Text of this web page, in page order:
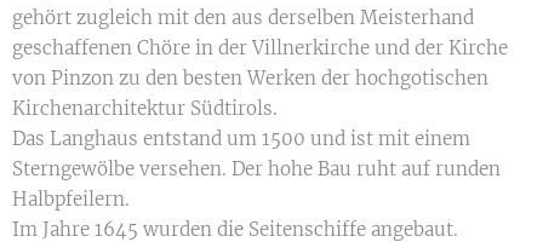
gehört zugleich mit den aus derselben Meisterhand
geschaffenen Chöre in der Villnerkirche und der Kirche
von Pinzon zu den besten Werken der hochgotischen
Kirchenarchitektur Südtirols.
Das Langhaus entstand um 1500 und ist mit einem
Sterngewölbe versehen. Der hohe Bau ruht auf runden
Halbpfeilern.
Im Jahre 1645 wurden die Seitenschiffe angebaut.